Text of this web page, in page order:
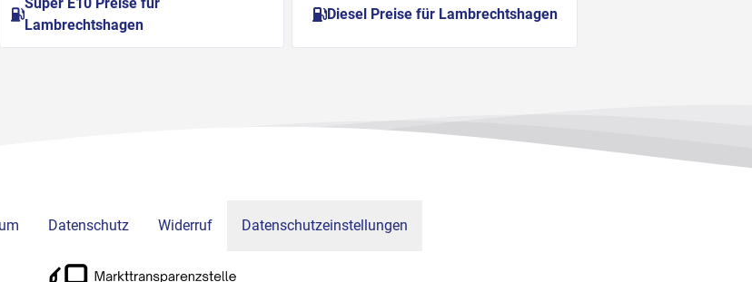
Lambrechtshagen
Diesel Preise für Lambrechtshagen
Datenschutz Widerruf Datenschutzeinstellungen